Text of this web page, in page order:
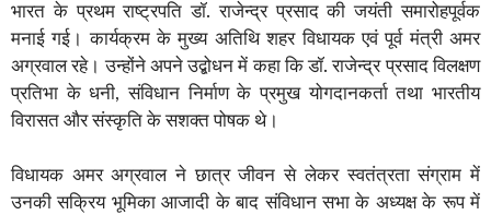
भारत के प्रथम राष्ट्रपति डॉ. राजेन्द्र प्रसाद की जयंती समारोहपूर्वक
मनाई गई। कार्यक्रम के मुख्य अतिथि शहर विधायक एवं पूर्व मंत्री अमर
अग्रवाल रहे। उन्होंने अपने उद्बोधन में कहा कि डॉ. राजेन्द्र प्रसाद विलक्षण
प्रतिभा के धनी, संविधान निर्माण के प्रमुख योगदानकर्ता तथा भारतीय
विरासत और संस्कृति के सशक्त पोषक थे।
विधायक अमर अग्रवाल ने छात्र जीवन से लेकर स्वतंत्रता संग्राम में
उनकी सक्रिय भूमिका आजादी के बाद संविधान सभा के अध्यक्ष के रूप में